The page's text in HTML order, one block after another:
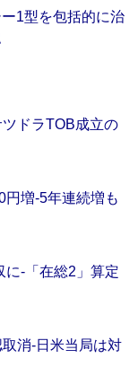
1型を包括的に治
ツドラTOB成立の
円増‐5年連続増も
に‐「在総2」算定
消‐日米当局は対